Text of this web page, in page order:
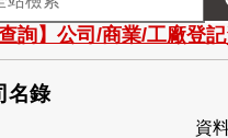
查詢】公司/商業/工廠登
名錄
資